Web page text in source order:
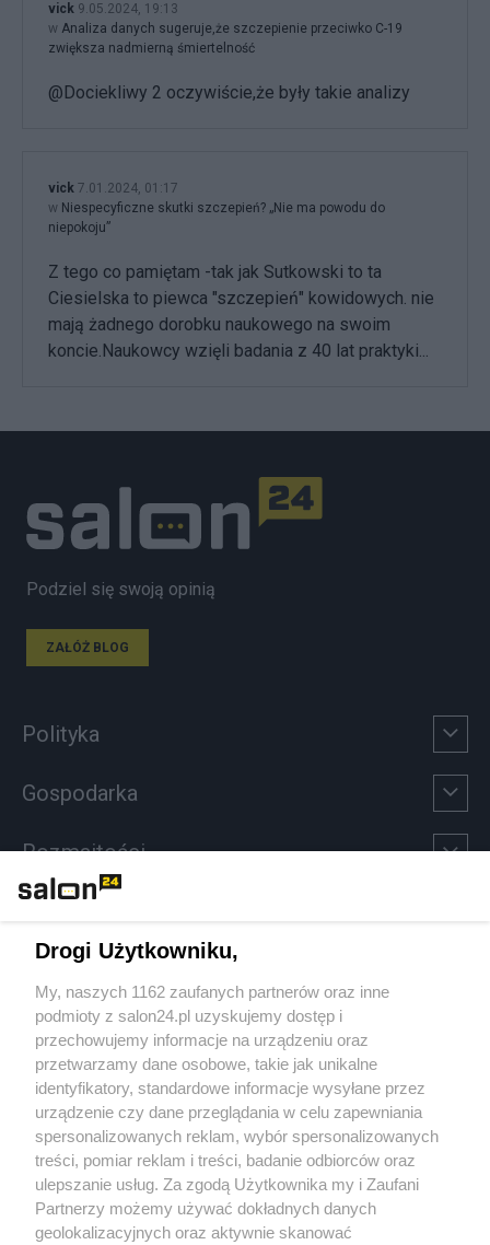
vick 9.05.2024, 19:13
w Analiza danych sugeruje,że szczepienie przeciwko C-19
zwiększa nadmierną śmiertelność
@Dociekliwy 2 oczywiście,że były takie analizy
vick 7.01.2024, 01:17
w Niespecyficzne skutki szczepień? „Nie ma powodu do
niepokoju”
Z tego co pamiętam -tak jak Sutkowski to ta
Ciesielska to piewca "szczepień" kowidowych. nie
mają żadnego dorobku naukowego na swoim
koncie.Naukowcy wzięli badania z 40 lat praktyki...
Podziel się swoją opinią
ZAŁÓŻ BLOG
Polityka
Gospodarka
Rozmaitości
Sport
Społeczeństwo
Kultura
X Facebook Instagram Youtube
Drogi Użytkowniku,
My, naszych 1162 zaufanych partnerów oraz inne
podmioty z salon24.pl uzyskujemy dostęp i
przechowujemy informacje na urządzeniu oraz
przetwarzamy dane osobowe, takie jak unikalne
identyfikatory, standardowe informacje wysyłane przez
urządzenie czy dane przeglądania w celu zapewniania
spersonalizowanych reklam, wybór spersonalizowanych
treści, pomiar reklam i treści, badanie odbiorców oraz
ulepszanie usług. Za zgodą Użytkownika my i Zaufani
Partnerzy możemy używać dokładnych danych
geolokalizacyjnych oraz aktywnie skanować